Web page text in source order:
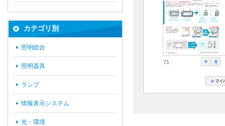
71
カテゴリ別
照明総合
照明器具
ランプ
情報表示システム
光・環境